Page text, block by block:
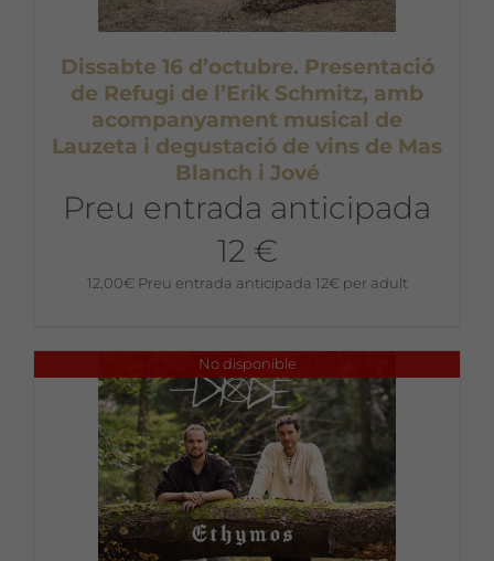
Dissabte 16 d’octubre. Presentació
de Refugi de l’Erik Schmitz, amb
acompanyament musical de
Lauzeta i degustació de vins de Mas
Blanch i Jové
Preu entrada anticipada
12 €
12,00€ Preu entrada anticipada 12€ per adult
No disponible